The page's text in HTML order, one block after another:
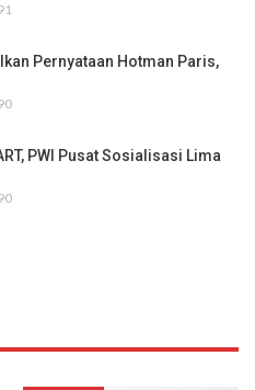
Pernyataan Hotman Paris,
PWI Pusat Sosialisasi Lima